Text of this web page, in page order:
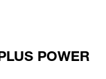
POWER